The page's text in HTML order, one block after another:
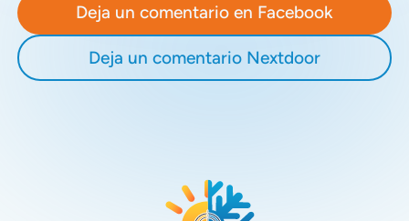
Deja un comentario en Facebook
Deja un comentario Nextdoor